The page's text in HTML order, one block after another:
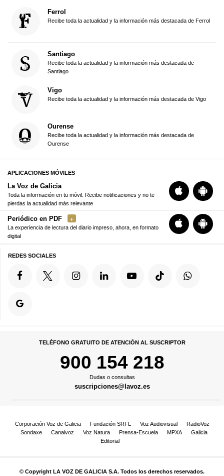
Ferrol
Recibe toda la actualidad y la información más destacada de Ferrol
Santiago
Recibe toda la actualidad y la información más destacada de
Santiago
Vigo
Recibe toda la actualidad y la información más destacada de Vigo
Ourense
Recibe toda la actualidad y la información más destacada de
Ourense
APLICACIONES MÓVILES
La Voz de Galicia
Toda la información en tu móvil. Recibe notificaciones y no te
pierdas la actualidad más relevante
Periódico en PDF
La experiencia de lectura del diario impreso, ahora, en formato
digital
REDES SOCIALES
TELÉFONO GRATUITO DE ATENCIÓN AL SUSCRIPTOR
900 154 218
Dudas o consultas
suscripciones@lavoz.es
Corporación Voz de Galicia Fundación SRFL Voz Audiovisual
RadioVoz
Sondaxe
Canalvoz Voz Natura Prensa-Escuela MPXA
Galicia
Editorial
© Copyright LA VOZ DE GALICIA S.A. Todos los derechos reservados.